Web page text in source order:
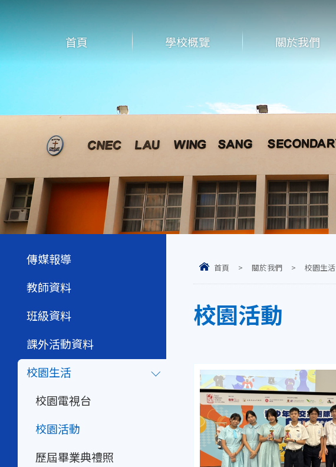
首頁 學校概覽 關於我們
首頁 > 關於我們 > 校園生活
校園活動
傳媒報導
教師資料
班級資料
課外活動資料
校園生活
校園電視台
校園活動
歷屆畢業典禮照